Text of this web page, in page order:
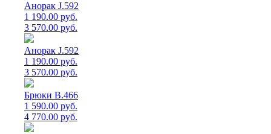
Анорак J.592
1 190.00 руб.
3 570.00 руб.
Анорак J.592
1 190.00 руб.
3 570.00 руб.
Брюки B.466
1 590.00 руб.
4 770.00 руб.